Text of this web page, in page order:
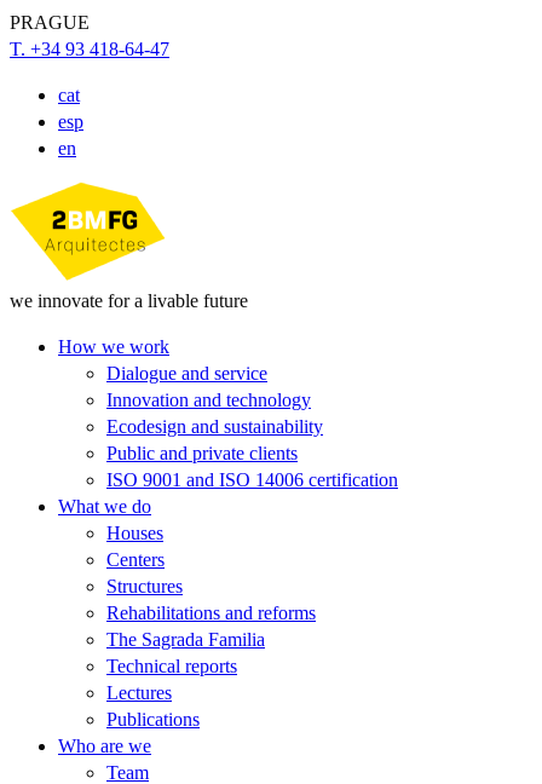
PRAGUE
T. +34 93 418-64-47
cat
esp
en
we innovate for a livable future
How we work
Dialogue and service
Innovation and technology
Ecodesign and sustainability
Public and private clients
ISO 9001 and ISO 14006 certification
What we do
Houses
Centers
Structures
Rehabilitations and reforms
The Sagrada Familia
Technical reports
Lectures
Publications
Who are we
Team